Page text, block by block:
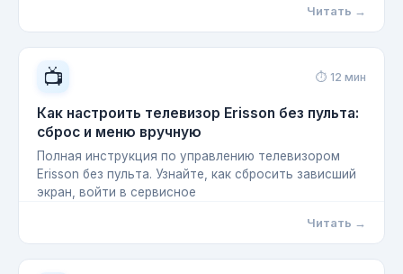
Читать →
📺 ⏱ 12 мин
Как настроить телевизор Erisson без пульта:
сброс и меню вручную
Полная инструкция по управлению телевизором
Erisson без пульта. Узнайте, как сбросить зависший
экран, войти в сервисное
Читать →